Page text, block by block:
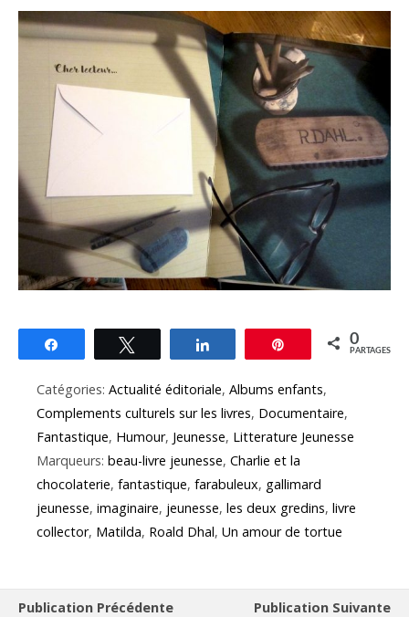
Épingle 0
PARTAGES
Catégories: Actualité éditoriale, Albums enfants,
Complements culturels sur les livres, Documentaire,
Fantastique, Humour, Jeunesse, Litterature Jeunesse
Marqueurs: beau-livre jeunesse, Charlie et la
chocolaterie, fantastique, farabuleux, gallimard
jeunesse, imaginaire, jeunesse, les deux gredins, livre
collector, Matilda, Roald Dhal, Un amour de tortue
Publication Précédente
Publication Suivante